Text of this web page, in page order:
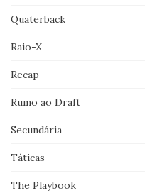
Quaterback
Raio-X
Recap
Rumo ao Draft
Secundária
Táticas
The Playbook